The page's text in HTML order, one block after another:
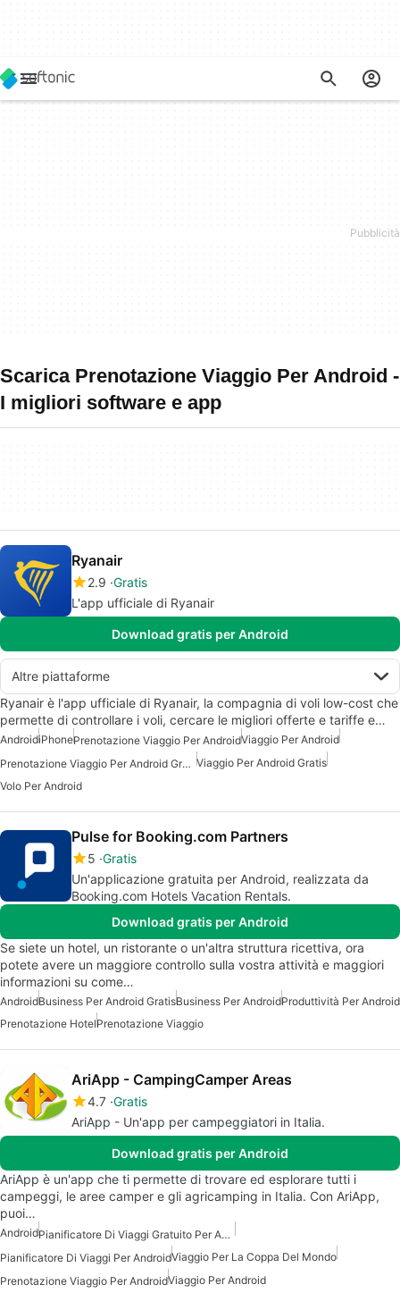
Scarica Prenotazione Viaggio Per Android -
I migliori software e app
Ryanair
2.9 Gratis
L'app ufficiale di Ryanair
Download gratis per Android
Altre piattaforme
Ryanair è l'app ufficiale di Ryanair, la compagnia di voli low-cost che
permette di controllare i voli, cercare le migliori offerte e tariffe e…
AndroidiPhonePrenotazione Viaggio Per AndroidViaggio Per Android
Prenotazione Viaggio Per Android Gratis Viaggio Per Android Gratis
Volo Per Android
Pulse for Booking.com Partners
5 Gratis
Un'applicazione gratuita per Android, realizzata da
Booking.com Hotels Vacation Rentals.
Download gratis per Android
Se siete un hotel, un ristorante o un'altra struttura ricettiva, ora
potete avere un maggiore controllo sulla vostra attività e maggiori
informazioni su come…
AndroidBusiness Per Android GratisBusiness Per AndroidProduttività Per Android
Prenotazione HotelPrenotazione Viaggio
AriApp - CampingCamper Areas
4.7 Gratis
AriApp - Un'app per campeggiatori in Italia.
Download gratis per Android
AriApp è un'app che ti permette di trovare ed esplorare tutti i
campeggi, le aree camper e gli agricamping in Italia. Con AriApp,
puoi…
Android
Pianificatore Di Viaggi Gratuito Per Android
Pianificatore Di Viaggi Per AndroidViaggio Per La Coppa Del Mondo
Prenotazione Viaggio Per AndroidViaggio Per Android